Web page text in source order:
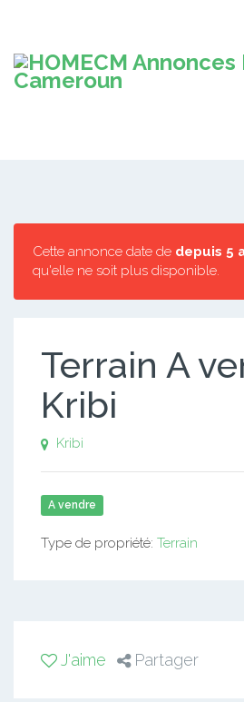
Cette annonce date de depuis 5
qu'elle ne soit plus disponible.
Terrain A
Kribi
Kribi
A vendre
Type de propriété: Terrain
J'aime Partager